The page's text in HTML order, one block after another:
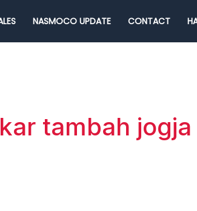
NASMOCO UPDATE CONTACT
tambah jogja